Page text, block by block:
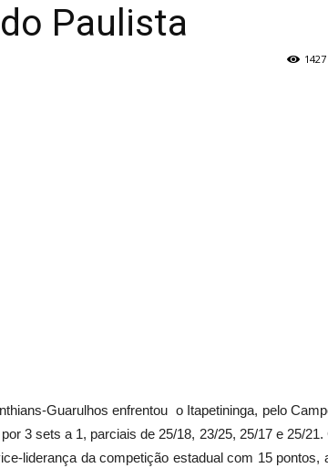
Paulista
1427
Guarulhos enfrentou o Itapetininga, pelo
3 sets a 1, parciais de 25/18, 23/25, 25/17 e 25/21.
liderança da competição estadual com 15 pontos,